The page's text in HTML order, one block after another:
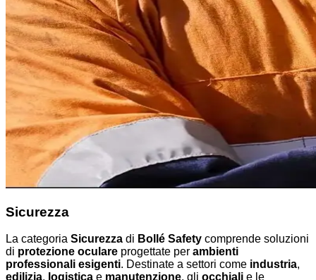
Sicurezza
La categoria Sicurezza di Bollé Safety comprende soluzioni
di protezione oculare progettate per ambienti
professionali esigenti. Destinate a settori come industria,
edilizia, logistica e manutenzione, gli occhiali e le